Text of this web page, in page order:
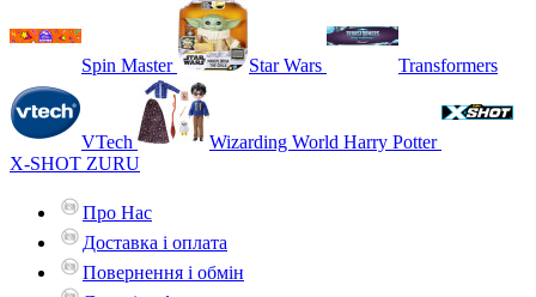
Spin Master Star Wars Transformers
VTech
Wizarding World Harry Potter
X-SHOT ZURU
Про Нас
Доставка і оплата
Повернення і обмін